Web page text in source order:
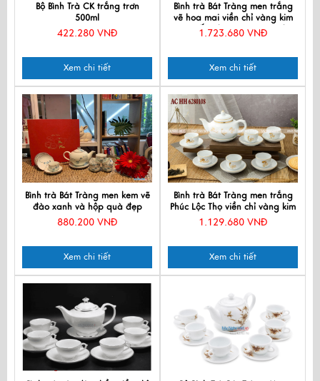
Bộ Bình Trà CK trắng trơn
500ml
422.280 VNĐ
Xem chi tiết
Bình trà Bát Tràng men trắng
vẽ hoa mai viền chỉ vàng kim
cao cấp+ hũ trà HBT1223/8
1.723.680 VNĐ
Xem chi tiết
Bình trà Bát Tràng men kem vẽ
đào xanh và hộp quà đẹp
CBMNV-HBT1223.3
880.200 VNĐ
Xem chi tiết
Bình trà Bát Tràng men trắng
Phúc Lộc Thọ viền chỉ vàng kim
1.129.680 VNĐ
Xem chi tiết